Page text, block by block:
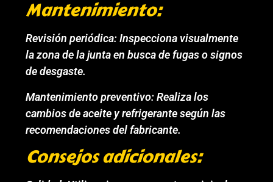
Mantenimiento:
Revisión periódica: Inspecciona visualmente
la zona de la junta en busca de fugas o signos
de desgaste.
Mantenimiento preventivo: Realiza los
cambios de aceite y refrigerante según las
recomendaciones del fabricante.
Consejos adicionales: